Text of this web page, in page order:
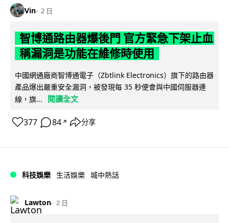
Vin 2 日
智博通路由器爆後門 官方緊急下架止血
稱漏洞是功能在維修時使用
中國網通廠商智博通電子（Zbtlink Electronics）旗下的路由器
產品爆出嚴重安全漏洞，被發現每 35 秒便會與中國伺服器連
線，旗...
閱讀全文
377 84 ↗ 分享
科技娛樂 生活娛樂 城中熱話
Lawton 2 日